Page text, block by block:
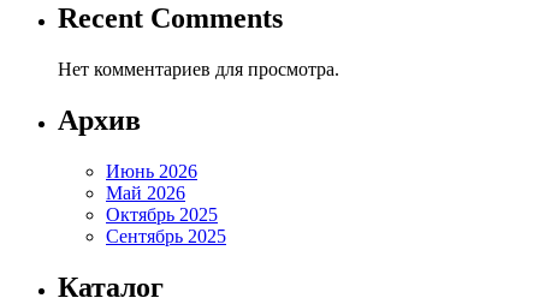
Recent Comments
Нет комментариев для просмотра.
Архив
Июнь 2026
Май 2026
Октябрь 2025
Сентябрь 2025
Каталог